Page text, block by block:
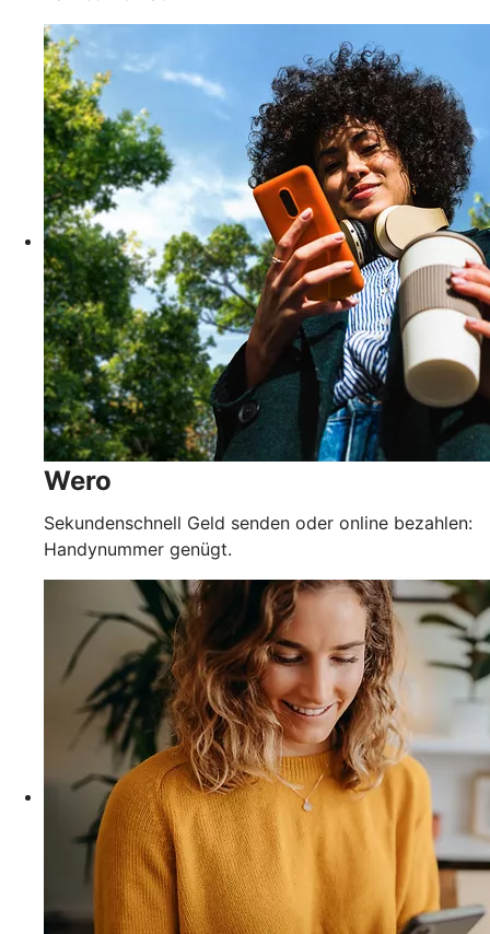
Wero
Sekundenschnell Geld senden oder online bezahlen:
Handynummer genügt.